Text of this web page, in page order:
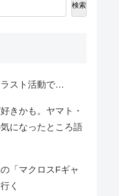
検索
スト活動で…
きかも。ヤマト・
になったところ語
「マクロスFギャ
く